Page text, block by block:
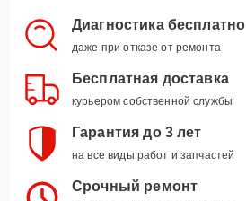
Диагностика бесплатно
даже при отказе от ремонта
Бесплатная доставка
курьером собственной службы
Гарантия до 3 лет
на все виды работ и запчастей
Срочный ремонт